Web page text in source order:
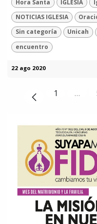
Hora Santa
IGLESIA
NOTICIAS IGLESIA
Sin categoría
Unicah
encuentro
22 ago 2020
1 …